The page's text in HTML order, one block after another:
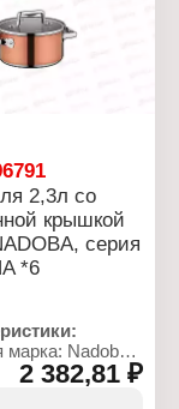
2,3л со
крышкой
серия
*6
марка: Nadoba
726813
"Medena"
2 382,81 ₽